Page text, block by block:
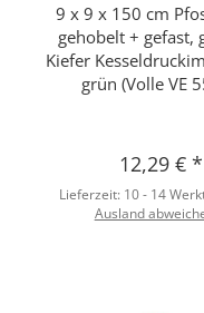
Schnellkauf
9 x 9 x 150 cm
gehobelt + gefast,
Kiefer
grün (Volle VE
12,29 € *
Lieferzeit: 10 - 14
Ausland